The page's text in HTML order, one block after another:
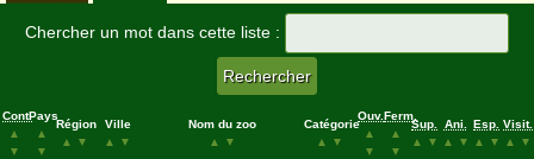
Chercher un mot dans cette liste :
Cont.
▲
▼
Pays
▲
▼
Région
▲
▼
Ville
▲
▼
Nom du zoo
▲
▼
Catégorie
▲
▼
Ouv.
▲
▼
Ferm.
▲
▼
Sup.
▲
▼
Ani.
▲
▼
Esp.
▲
▼
Visit.
▲
▼